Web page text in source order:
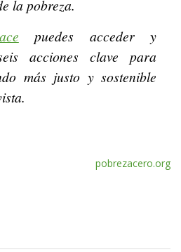
la pobreza.
puedes acceder y
acciones clave para
más justo y sostenible
pobrezacero.org